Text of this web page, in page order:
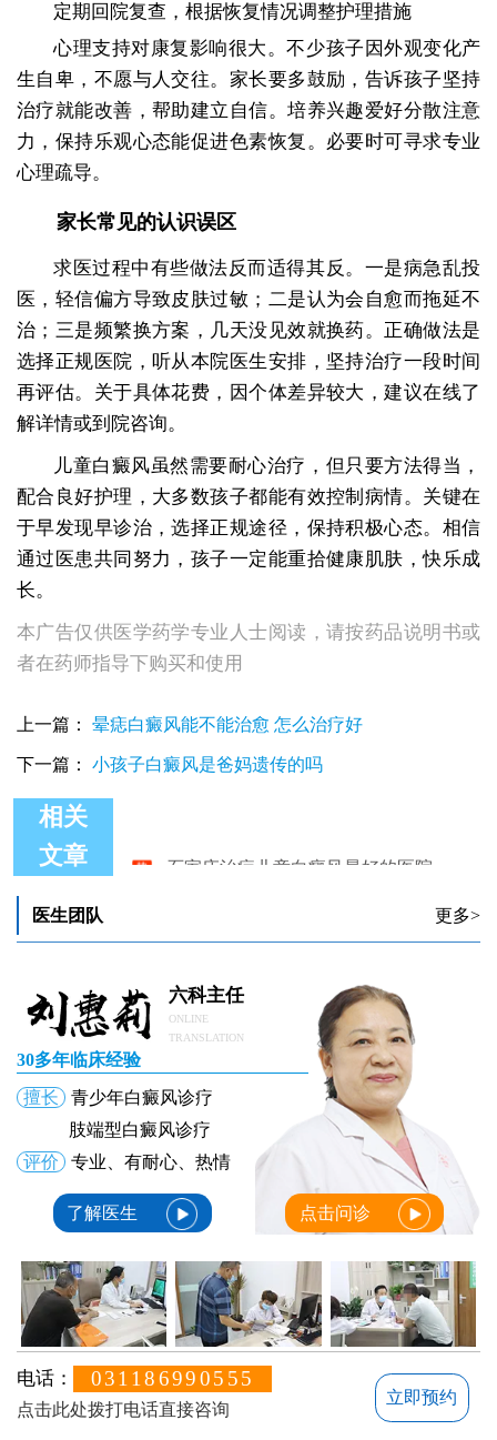
定期回院复查，根据恢复情况调整护理措施
心理支持对康复影响很大。不少孩子因外观变化产
生自卑，不愿与人交往。家长要多鼓励，告诉孩子坚持
治疗就能改善，帮助建立自信。培养兴趣爱好分散注意
力，保持乐观心态能促进色素恢复。必要时可寻求专业
心理疏导。
家长常见的认识误区
求医过程中有些做法反而适得其反。一是病急乱投
医，轻信偏方导致皮肤过敏；二是认为会自愈而拖延不
治；三是频繁换方案，几天没见效就换药。正确做法是
选择正规医院，听从本院医生安排，坚持治疗一段时间
再评估。关于具体花费，因个体差异较大，建议在线了
解详情或到院咨询。
儿童白癜风虽然需要耐心治疗，但只要方法得当，
配合良好护理，大多数孩子都能有效控制病情。关键在
于早发现早诊治，选择正规途径，保持积极心态。相信
通过医患共同努力，孩子一定能重拾健康肌肤，快乐成
长。
本广告仅供医学药学专业人士阅读，请按药品说明书或
者在药师指导下购买和使用
上一篇： 晕痣白癜风能不能治愈 怎么治疗好
下一篇： 小孩子白癜风是爸妈遗传的吗
相关
文章
石家庄治疗青少年儿童白癜风哪里好
医生团队 更多>
六科主任
ONLINE
TRANSLATION
30多年临床经验
擅长
青少年白癜风诊疗
肢端型白癜风诊疗
评价
专业、有耐心、热情
了解医生 点击问诊
电话： 031186990555
点击此处拨打电话直接咨询
立即预约